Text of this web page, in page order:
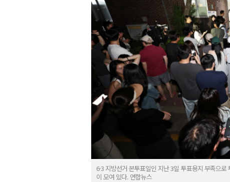
6·3 지방선거 본투표일인 지난 3일 투표용지 부족으
이 모여 있다. 연합뉴스